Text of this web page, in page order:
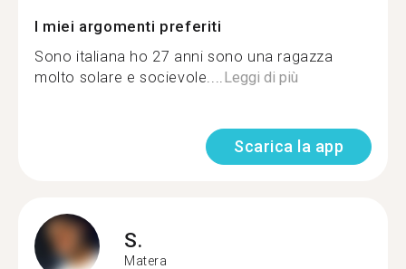
I miei argomenti preferiti
Sono italiana ho 27 anni sono una ragazza
molto solare e socievole....Leggi di più
Scarica la app
S.
Matera